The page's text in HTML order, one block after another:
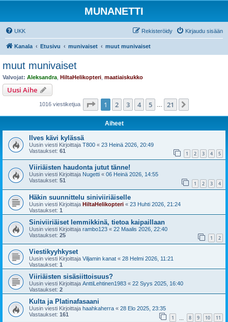
MUNANETTI
UKK Kirjaudu sisään
Rekisteröidy
Kanala Etusivu munivaiset muut munivaiset
muut munivaiset
Valvojat: Aleksandra HiltaHelikopteri maatiaiskukko
Uusi Aihe
1016 viestiketjua Sivu /21
1 2 3 4 5 21
Aiheet
Ilves kävi kylässä
Uusin viesti Kirjoittaja T800 « 23 Heinä 2026, 20:49
Vastaukset: 61 1 2 3 4 5
Viiriäisten haudonta jutut tänne!
Uusin viesti Kirjoittaja Nugetti « 06 Heinä 2026, 14:55
Vastaukset: 51 1 2 3 4
Häkin suunnittelu siniviiriäiselle
Uusin viesti Kirjoittaja HiltaHelikopteri « 23 Huhti 2026, 21:24
Vastaukset: 1
Siniviiriäiset lemmikkinä, tietoa kaipaillaan
Uusin viesti Kirjoittaja rambo123 « 22 Maalis 2026, 22:40
Vastaukset: 25 1 2
Viestikyyhkyset
Uusin viesti Kirjoittaja Viljamin kanat « 28 Helmi 2026, 11:21
Vastaukset: 1
Viiriäisten sisäsiittoisuus?
Uusin viesti Kirjoittaja AnttiLehtinen1983 « 22 Syys 2025, 16:40
Vastaukset: 2
Kulta ja Platinafasaani
Uusin viesti Kirjoittaja haahkaherra « 28 Elo 2025, 23:35
Vastaukset: 161 1 8 9 10 11